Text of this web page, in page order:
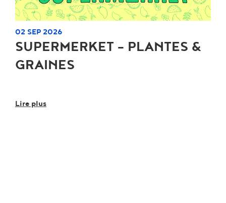
02 SEP 2026
SUPERMERKET - PLANTES &
GRAINES
Lire plus